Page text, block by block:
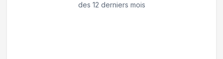
des 12 derniers mois